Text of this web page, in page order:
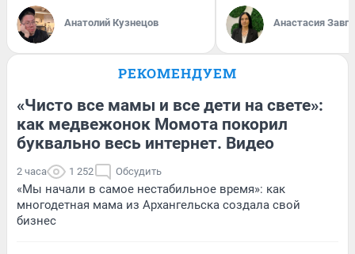
Анатолий Кузнецов Анастасия
РЕКОМЕНДУЕМ
«Чисто все мамы и все дети на свете»:
как медвежонок Момота покорил
буквально весь интернет. Видео
2 часа 1 252 Обсудить
«Мы начали в самое нестабильное время»: как
многодетная мама из Архангельска создала свой
бизнес